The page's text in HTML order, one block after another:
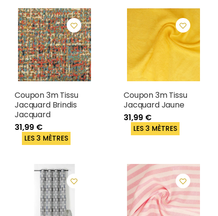
Coupon 3m Tissu
Jacquard Brindis
Jacquard
31,99 €
LES 3 MÈTRES
Coupon 3m Tissu
Jacquard Jaune
31,99 €
LES 3 MÈTRES